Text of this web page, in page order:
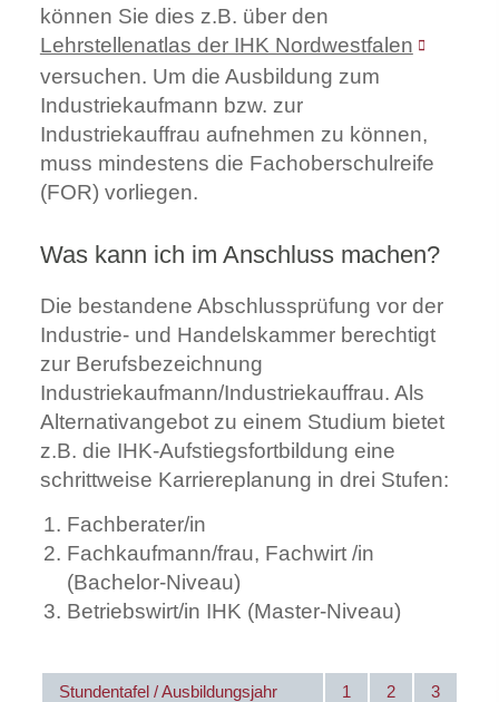
können Sie dies z.B. über den
Lehrstellenatlas der IHK Nordwestfalen
versuchen. Um die Ausbildung zum
Industriekaufmann bzw. zur
Industriekauffrau aufnehmen zu können,
muss mindestens die Fachoberschulreife
(FOR) vorliegen.
Was kann ich im Anschluss machen?
Die bestandene Abschlussprüfung vor der
Industrie- und Handelskammer berechtigt
zur Berufsbezeichnung
Industriekaufmann/Industriekauffrau. Als
Alternativangebot zu einem Studium bietet
z.B. die IHK-Aufstiegsfortbildung eine
schrittweise Karriereplanung in drei Stufen:
Fachberater/in
Fachkaufmann/frau, Fachwirt /in
(Bachelor-Niveau)
Betriebswirt/in IHK (Master-Niveau)
Stundentafel / Ausbildungsjahr 1 2 3